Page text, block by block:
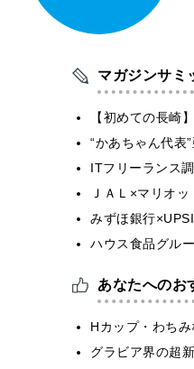
マガジンサミ
【初めての長崎
“かあちゃん代
ITフリーランス
ＪＡＬ×マリオ
みずほ銀行
ハウス食品グル
あなたへのお
Hカップ・わち
グラビア界の超